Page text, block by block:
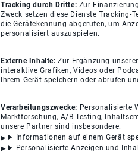
Tracking durch Dritte: Zur
Zweck setzen diese Dienste Tracking-
die Gerätekennung abgerufen, um
personalisiert auszuspielen.
Externe Inhalte:Zur Ergänzung
interaktive Grafiken, Videos oder
Ihrem Gerät speichern oder abrufen
Verarbeitungszwecke: Personalisierte
Marktforschung, A/B-Testing,
unsere Partner sind insbesondere:
Informationen auf einem Gerät
Personalisierte Anzeigen und